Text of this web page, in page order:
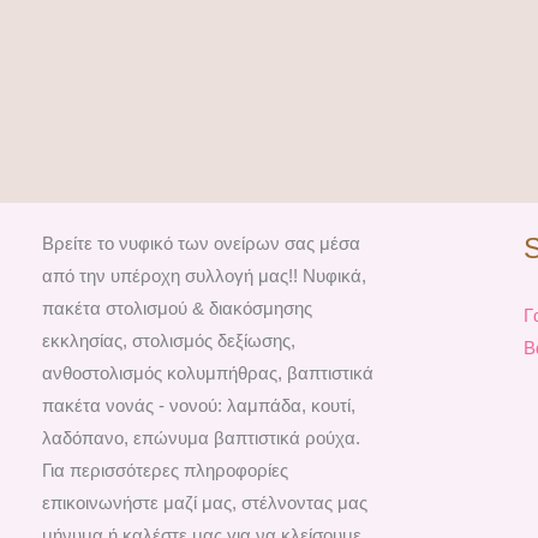
Βρείτε το νυφικό των ονείρων σας μέσα
από την υπέροχη συλλογή μας!! Νυφικά,
πακέτα στολισμού & διακόσμησης
εκκλησίας, στολισμός δεξίωσης,
ανθοστολισμός κολυμπήθρας, βαπτιστικά
πακέτα νονάς - νονού: λαμπάδα, κουτί,
λαδόπανο, επώνυμα βαπτιστικά ρούχα.
Για περισσότερες πληροφορίες
επικοινωνήστε μαζί μας, στέλνοντας μας